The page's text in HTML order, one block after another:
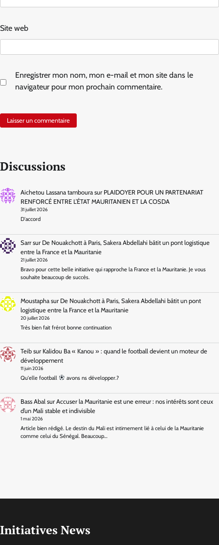
Site web
Enregistrer mon nom, mon e-mail et mon site dans le
navigateur pour mon prochain commentaire.
Discussions
Aichetou Lassana tambourasur PLAIDOYER POUR UN PARTENARIAT
RENFORCÉ ENTRE L’ÉTAT MAURITANIEN ET LA COSDA
31 juillet 2026
D'accord
Sarrsur De Nouakchott à Paris, Sakera Abdellahi bâtit un pont logistique
entre la France et la Mauritanie
21 juillet 2026
Bravo pour cette belle initiative qui rapproche la France et la Mauritanie. Je vous
souhaite beaucoup de succès.
Moustaphasur De Nouakchott à Paris, Sakera Abdellahi bâtit un pont
logistique entre la France et la Mauritanie
20 juillet 2026
Très bien fait frérot bonne continuation
Teibsur Kalidou Ba « Kanou » : quand le football devient un moteur de
développement
11 juin 2026
Qu'elle football avons ns développer.?
Bass Abal sur Accuser la Mauritanie est une erreur : nos intérêts sont ceux
d’un Mali stable et indivisible
1 mai 2026
Article bien rédigé. Le destin du Mali est intimement lié à celui de la Mauritanie
comme celui du Sénégal. Beaucoup…
Initiatives News